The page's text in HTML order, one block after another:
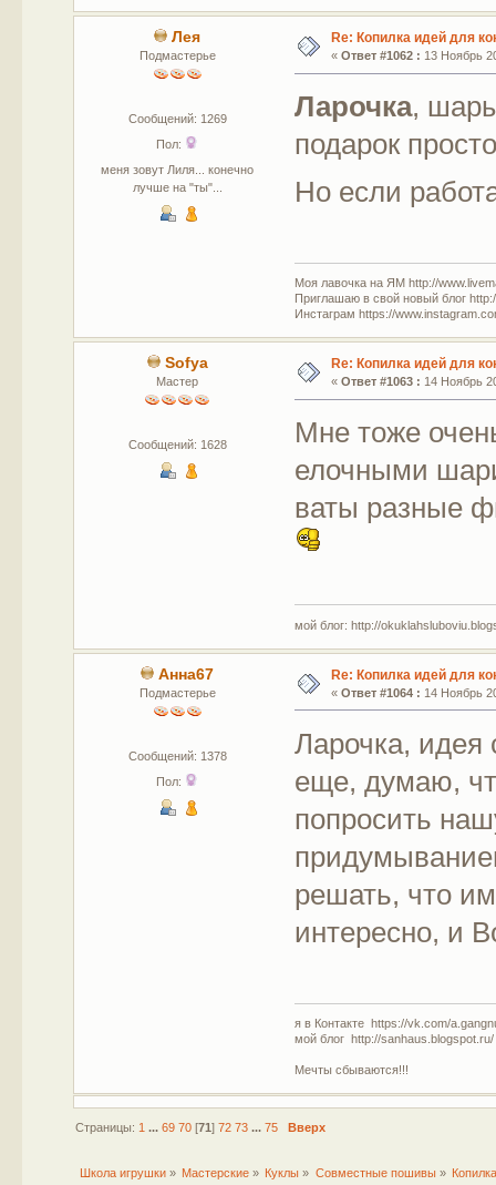
Лея
Подмастерье
Сообщений: 1269
Пол:
меня зовут Лиля... конечно
лучше на "ты"...
Re: Копилка идей для
« Ответ #1062 : 13 Ноябрь
Ларочка,
подарок
Но если
Моя лавочка на ЯМ http://
Приглашаю в свой новый блог
Инстаграм https://
Sofya
Мастер
Сообщений: 1628
Re: Копилка идей для
« Ответ #1063 : 14 Ноябрь
Мне тоже
елочными
ваты разные
мой блог: http://
Анна67
Подмастерье
Сообщений: 1378
Пол:
Re: Копилка идей для
« Ответ #1064 : 14 Ноябрь
Ларочка,
еще, думаю,
попросить
решать, что
интересно, и
я в Контакте https://vk.com/
мой блог http://sanhaus.blogspot.ru/
Мечты сбываются!!!
Страницы: 1 ... 69 70[71] 72 73 ... 75 Вверх
Школа игрушки» Мастерские » Куклы » Совместные пошивы»